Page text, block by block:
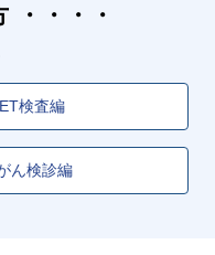
検査編
ん検診編